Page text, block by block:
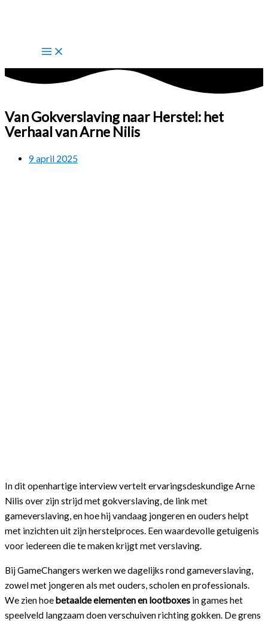
Van Gokverslaving naar Herstel: het
Verhaal van Arne Nilis
9 april 2025
In dit openhartige interview vertelt ervaringsdeskundige Arne
Nilis over zijn strijd met gokverslaving, de link met
gameverslaving, en hoe hij vandaag jongeren en ouders helpt
met inzichten uit zijn herstelproces. Een waardevolle getuigenis
voor iedereen die te maken krijgt met verslaving.
Bij GameChangers werken we dagelijks rond gameverslaving,
zowel met jongeren als met ouders, scholen en professionals.
We zien hoebetaalde elementen en lootboxes in games het
speelveld langzaam doen verschuiven richting gokken. De grens